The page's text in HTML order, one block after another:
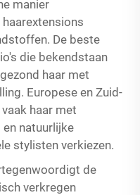
manier
De beste
die bekendstaan
haar met
Europese en Zuid-
haar met
natuurlijke
stylisten verkiezen.
de
verkregen